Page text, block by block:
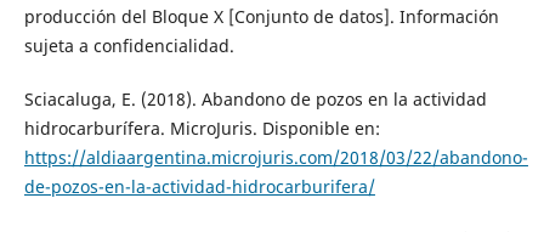
producción del Bloque X [Conjunto de datos]. Información
sujeta a confidencialidad.
Sciacaluga, E. (2018). Abandono de pozos en la actividad
hidrocarburífera. MicroJuris. Disponible en:
https://aldiaargentina.microjuris.com/2018/03/22/abandono-
de-pozos-en-la-actividad-hidrocarburifera/